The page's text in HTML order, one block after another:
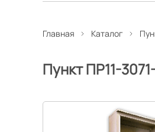
Главная Каталог
Пункт ПР11-